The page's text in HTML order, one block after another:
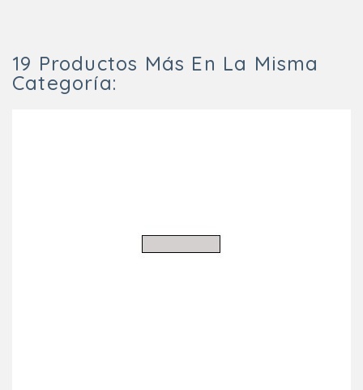
19 Productos Más En La Misma
Categoría: